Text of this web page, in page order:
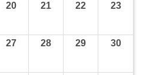
20 21 22 23
27 28 29 30